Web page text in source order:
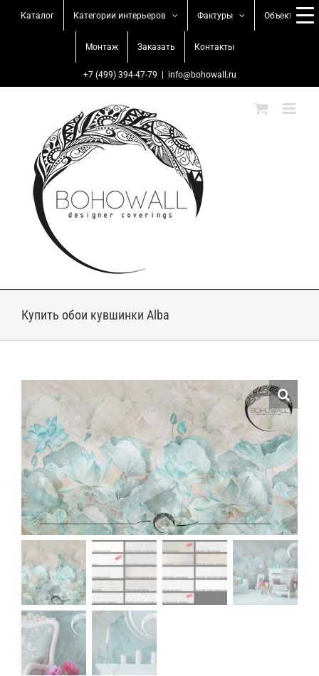
Каталог Категории интерьеров Фактуры Объекты
Монтаж Заказать Контакты
+7 (499) 394-47-79 info@bohowall.ru
Купить обои кувшинки Alba